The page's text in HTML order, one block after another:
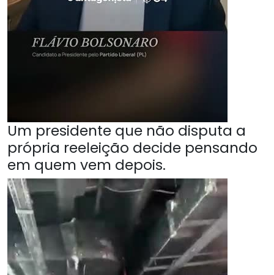
Um presidente que não disputa a
própria reeleição decide pensando
em quem vem depois.